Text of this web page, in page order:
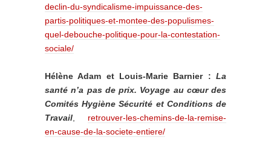
declin-du-syndicalisme-impuissance-des-
partis-politiques-et-montee-des-populismes-
quel-debouche-politique-pour-la-contestation-
sociale/
Hélène Adam et Louis-Marie Barnier : La
santé n’a pas de prix. Voyage au cœur des
Comités Hygiène Sécurité et Conditions de
Travail
retrouver-les-chemins-de-la-remise-
en-cause-de-la-societe-entiere/